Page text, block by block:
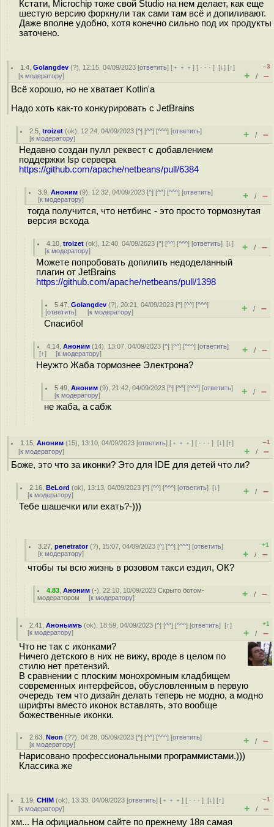
Кстати, Microchip тоже свой Studio на нем делает, как еще
шестую версию форкнули так сами там всё и допиливают.
Даже вполне удобно, хотя конечно сильно под их продукты
заточено.
1.4 ,Golangdev (?), 12:15, 04/09/2023 [ответить] [ ﹢﹢﹢] [ · · ·][↓] [↑]
[к модератору]
–3
+ / –
Всё хорошо, но не хватает Kotlin'а
Надо хоть как-то конкурировать с JetBrains
2.5 ,troizet (ok), 12:24, 04/09/2023 [^] [^^] [^^^] [ответить]
[к модератору] + / –
Недавно создан пулл реквест с добавлением
поддержки lsp сервера
https://github.com/apache/netbeans/pull/6384
3.9 ,Аноним (9), 12:32, 04/09/2023 [^] [^^] [^^^] [ответить]
[к модератору] + / –
тогда получится, что нетбинс - это просто тормознутая
версия вскода
4.10 ,troizet (ok), 12:40, 04/09/2023 [^] [^^] [^^^] [ответить][↓]
[к модератору] + / –
Можете попробовать допилить недоделанный
плагин от JetBrains
https://github.com/apache/netbeans/pull/1398
5.47 ,Golangdev (?), 20:21, 04/09/2023 [^] [^^] [^^^]
[ответить] [к модератору] + / –
Спасибо!
4.14 ,Аноним (14), 13:07, 04/09/2023 [^] [^^] [^^^] [ответить]
[↑] [к модератору] + / –
Неужто Жаба тормознее Электрона?
5.49 ,Аноним (9), 21:42, 04/09/2023 [^] [^^] [^^^] [ответить]
[к модератору] + / –
не жаба, а сабж
1.15 ,Аноним (15), 13:10, 04/09/2023 [ответить] [ ﹢﹢﹢] [ · · ·][↓] [↑]
[к модератору]
–1
+ / –
Боже, это что за иконки? Это для IDE для детей что ли?
2.16 ,BeLord (ok), 13:13, 04/09/2023 [^] [^^] [^^^] [ответить][↓]
[к модератору] + / –
Тебе шашечки или ехать?-)))
3.27 ,penetrator(?), 15:07, 04/09/2023 [^] [^^] [^^^] [ответить]
[к модератору]
+1
+ / –
чтобы ты всю жизнь в розовом такси ездил, ОК?
4.83 ,Аноним (-), 22:10, 10/09/2023Скрыто ботом-
модератором [к модератору] + / –
2.41 ,Аноньимъ (ok), 18:59, 04/09/2023 [^] [^^] [^^^] [ответить][↑]
[к модератору]
+1
+ / –
Что не так с иконками?
Ничего детского в них не вижу, вроде в целом по
стилю нет претензий.
В сравнении с плоским монохромным кладбищем
современных интерфейсов, обусловленным в первую
очередь тем что дизайн делать теперь не модно, а модно
шрифты вместо иконок вставлять, это вообще
божественные иконки.
2.63 ,Neon (??), 04:28, 05/09/2023 [^] [^^] [^^^] [ответить]
[к модератору] + / –
Нарисовано профессиональными программистами.)))
Классика же
1.19 ,CHIM (ok), 13:33, 04/09/2023 [ответить] [ ﹢﹢﹢] [ · · ·][↓] [↑]
[к модератору]
–1
+ / –
хм... На официальном сайте по прежнему 18я самая